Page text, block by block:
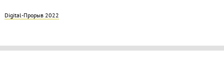
Digital-Прорыв 2022